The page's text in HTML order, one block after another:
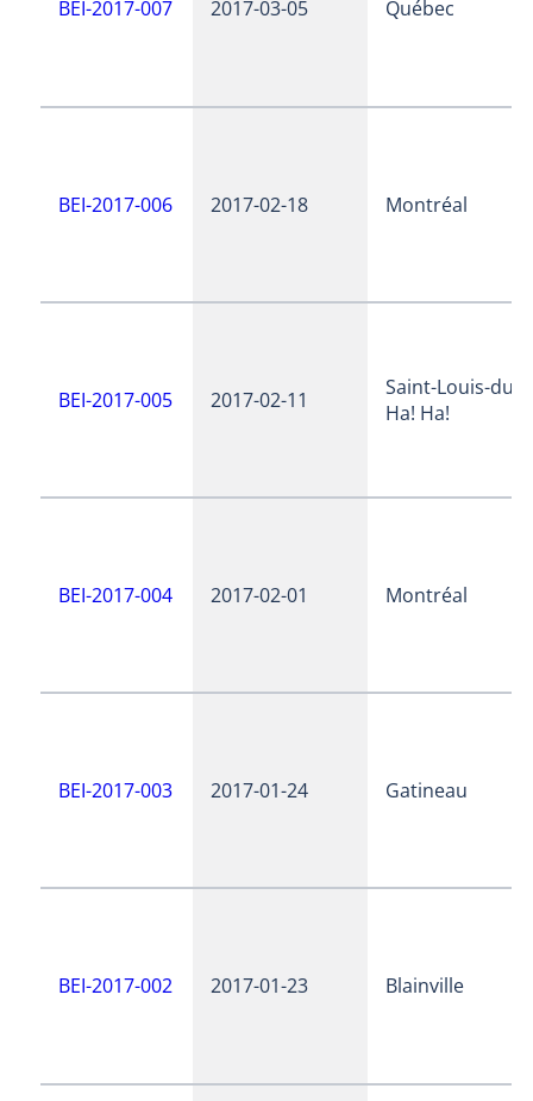
BEI-2017-007 2017-03-05 Québec
BEI-2017-006 2017-02-18 Montréal
BEI-2017-005 2017-02-11
Saint-Louis-du-
Ha! Ha!
BEI-2017-004 2017-02-01 Montréal
BEI-2017-003 2017-01-24 Gatineau
BEI-2017-002 2017-01-23 Blainville